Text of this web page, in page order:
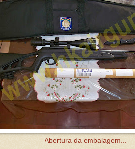
Abertura da embalagem...